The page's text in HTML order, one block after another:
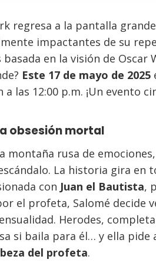
regresa a la pantalla
impactantes de su
en la visión de Oscar
Este 17 de mayo de 2025
las 12:00 p.m. ¡Un evento
obsesión mortal
montaña rusa de
La historia gira en
con Juan el Bautista,
el profeta, Salomé decide
Herodes,
si baila para él… y ella pide
del profeta.